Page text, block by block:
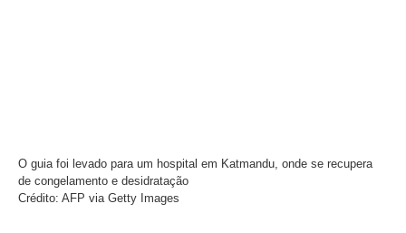
O guia foi levado para um hospital em Katmandu, onde se recupera
de congelamento e desidratação
Crédito: AFP via Getty Images